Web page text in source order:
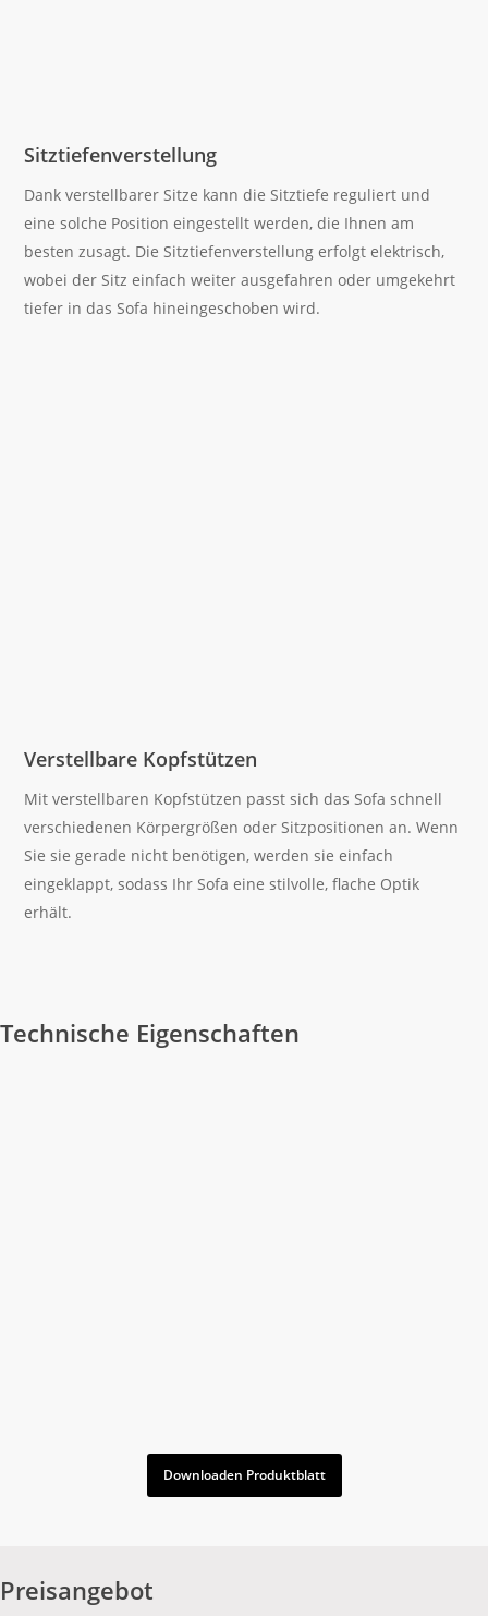
Sitztiefenverstellung
Dank verstellbarer Sitze kann die Sitztiefe reguliert und
eine solche Position eingestellt werden, die Ihnen am
besten zusagt. Die Sitztiefenverstellung erfolgt elektrisch,
wobei der Sitz einfach weiter ausgefahren oder umgekehrt
tiefer in das Sofa hineingeschoben wird.
Verstellbare Kopfstützen
Mit verstellbaren Kopfstützen passt sich das Sofa schnell
verschiedenen Körpergrößen oder Sitzpositionen an. Wenn
Sie sie gerade nicht benötigen, werden sie einfach
eingeklappt, sodass Ihr Sofa eine stilvolle, flache Optik
erhält.
Technische Eigenschaften
Downloaden Produktblatt
Preisangebot